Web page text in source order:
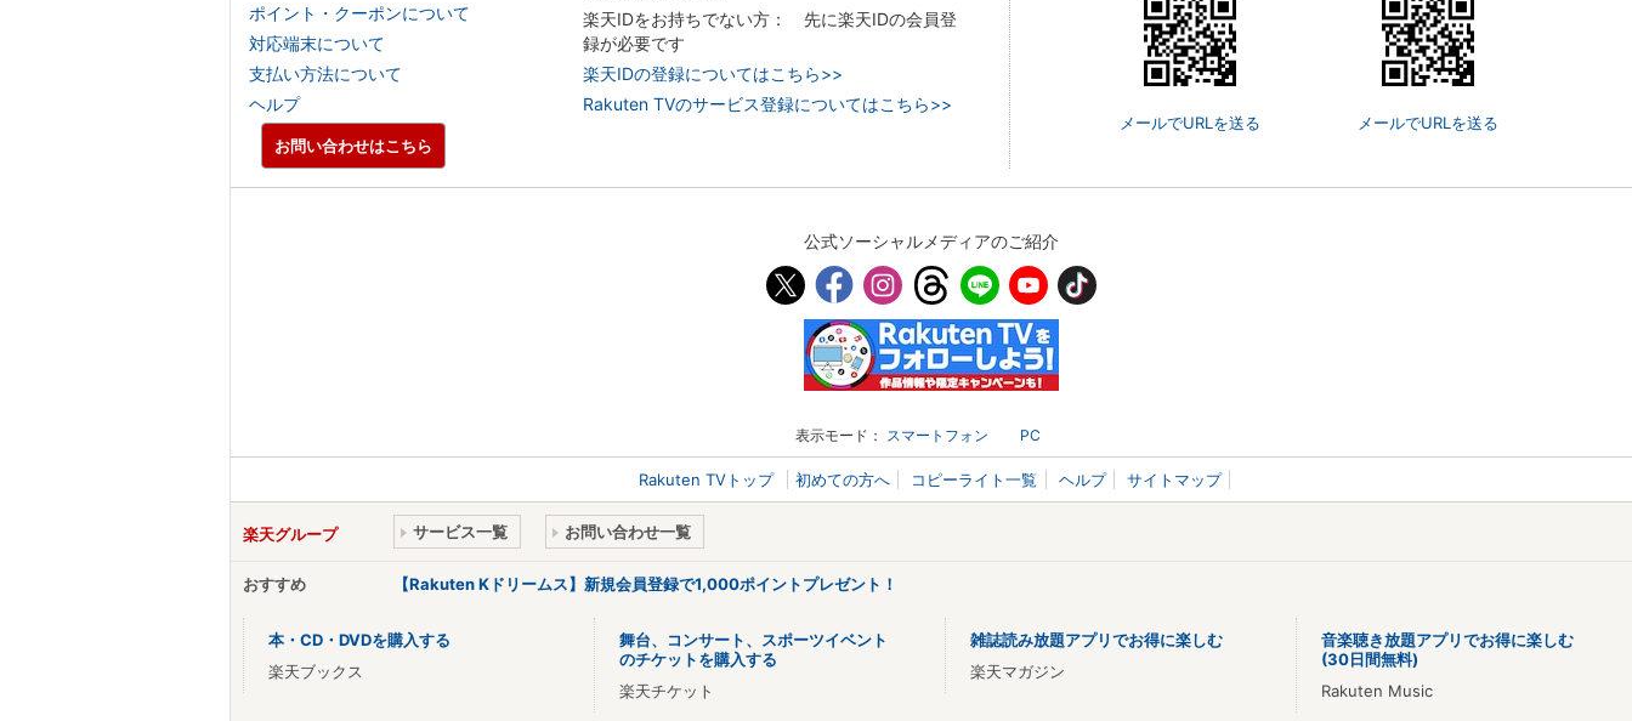
ポイント・クーポンについて
対応端末について
支払い方法について
ヘルプ
楽天IDをお持ちでない方： 先に楽天IDの会員登
録が必要です
楽天IDの登録についてはこちら>>
Rakuten TVのサービス登録についてはこちら>>
メールでURLを送る
メールでURLを送る
お問い合わせはこちら
公式ソーシャルメディアのご紹介
表示モード： スマートフォン PC
Rakuten TVトップ 初めての方へ コピーライト一覧 ヘルプ サイトマップ
楽天グループ サービス一覧 お問い合わせ一覧
おすすめ 【Rakuten Kドリームス】新規会員登録で1,000ポイントプレゼント！
本・CD・DVDを購入する
楽天ブックス
舞台、コンサート、スポーツイベント
のチケットを購入する
楽天チケット
雑誌読み放題アプリでお得に楽しむ
楽天マガジン
音楽聴き放題アプリでお得に楽しむ
(30日間無料)
Rakuten Music